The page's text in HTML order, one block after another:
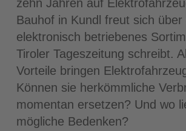
zehn Jahren auf
Bauhof in Kundl freut sich über
elektronisch betriebenes
Tiroler Tageszeitung schreibt.
Vorteile bringen
Können sie herkömmliche
momentan ersetzen? Und wo
mögliche Bedenken?